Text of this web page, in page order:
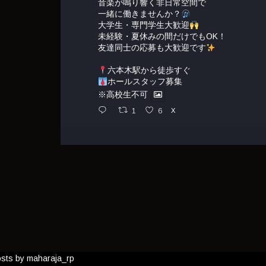
音楽が鳴り響く非日常空間で
一緒に働きませんか？
大学生・専門学生大歓迎
未経験・夏休みの間だけでもOK！
友達同士の応募も大歓迎です
六本木駅から徒歩すぐ
ホールスタッフ募集
※高校生不可
1 6 X
by maharaja_rp